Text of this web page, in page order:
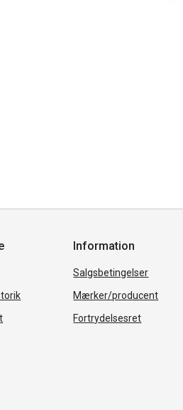
Information
Salgsbetingelser
Mærker/producent
Fortrydelsesret